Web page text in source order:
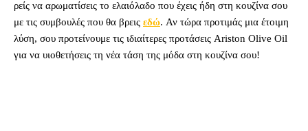
ρείς να αρωματίσεις το ελαιόλαδο που έχεις ήδη στη κουζίνα σου
με τις συμβουλές που θα βρεις εδώ. Αν τώρα προτιμάς μια έτοιμη
λύση, σου προτείνουμε τις ιδιαίτερες προτάσεις Ariston Olive Oil
για να υιοθετήσεις τη νέα τάση της μόδα στη κουζίνα σου!